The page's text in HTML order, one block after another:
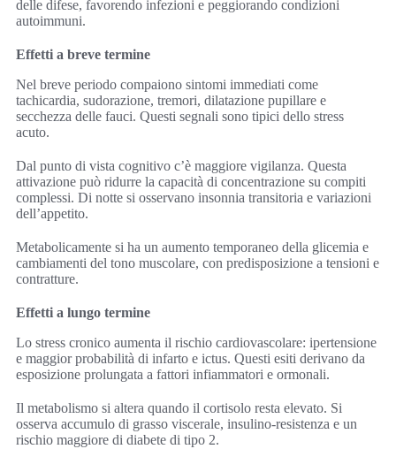
delle difese, favorendo infezioni e peggiorando condizioni
autoimmuni.
Effetti a breve termine
Nel breve periodo compaiono sintomi immediati come
tachicardia, sudorazione, tremori, dilatazione pupillare e
secchezza delle fauci. Questi segnali sono tipici dello stress
acuto.
Dal punto di vista cognitivo c’è maggiore vigilanza. Questa
attivazione può ridurre la capacità di concentrazione su compiti
complessi. Di notte si osservano insonnia transitoria e variazioni
dell’appetito.
Metabolicamente si ha un aumento temporaneo della glicemia e
cambiamenti del tono muscolare, con predisposizione a tensioni e
contratture.
Effetti a lungo termine
Lo stress cronico aumenta il rischio cardiovascolare: ipertensione
e maggior probabilità di infarto e ictus. Questi esiti derivano da
esposizione prolungata a fattori infiammatori e ormonali.
Il metabolismo si altera quando il cortisolo resta elevato. Si
osserva accumulo di grasso viscerale, insulino-resistenza e un
rischio maggiore di diabete di tipo 2.